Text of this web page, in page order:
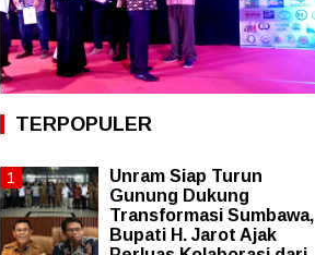
TERPOPULER
Unram Siap Turun
Gunung Dukung
Transformasi Sumbawa,
Bupati H. Jarot Ajak